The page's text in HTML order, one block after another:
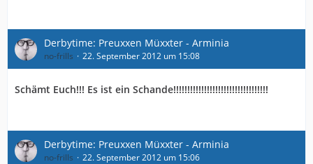
Derbytime: Preuxxen Müxxter - Arminia
no-frills 22. September 2012 um 15:08
Schämt Euch!!! Es ist ein Schande!!!!!!!!!!!!!!!!!!!!!!!!!!!!!!!!!!
Derbytime: Preuxxen Müxxter - Arminia
no-frills 22. September 2012 um 15:06